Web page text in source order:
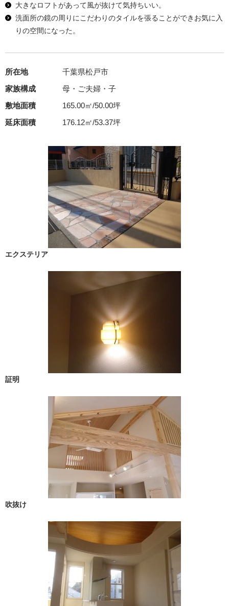
大きなロフトがあって風が抜けて気持ちいい。
洗面所の鏡の周りにこだわりのタイルを張ることができお気に入
りの空間になった。
所在地
千葉県松戸市
家族構成
母・ご夫婦・子
敷地面積
165.00㎡/50.00坪
延床面積
176.12㎡/53.37坪
エクステリア
証明
吹抜け